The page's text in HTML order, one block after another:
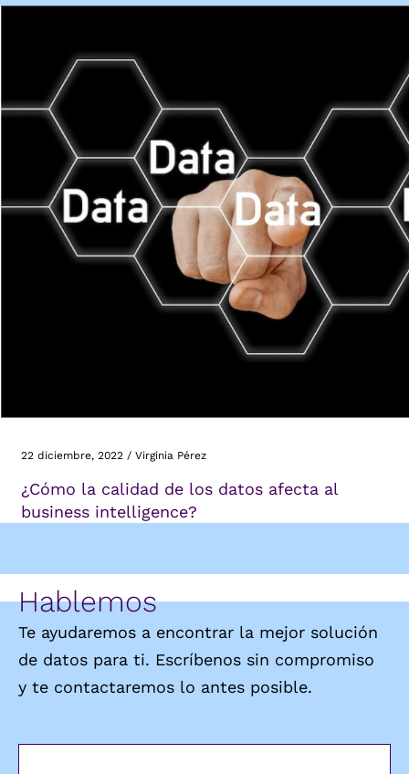
22 diciembre, 2022 / Virginia Pérez
¿Cómo la calidad de los datos afecta al
business intelligence?
Hablemos
Te ayudaremos a encontrar la mejor solución
de datos para ti. Escríbenos sin compromiso
y te contactaremos lo antes posible.